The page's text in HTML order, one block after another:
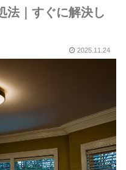
法｜すぐに解決し
2025.11.24